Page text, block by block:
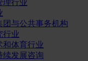
理行业
团与公共事务机构
行业
和体育行业
续发展咨询